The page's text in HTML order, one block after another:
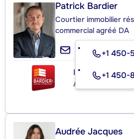
Patrick Bardier
Courtier immobilier
commercial agréé DA
+1 450-
+1 450-
IMMEUBLES
Agence
Audrée Jacques